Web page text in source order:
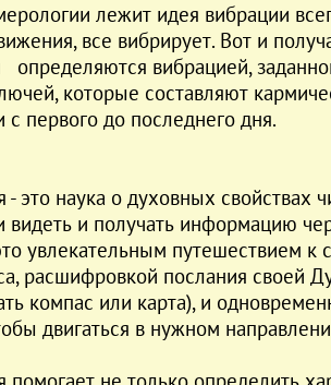
лежит идея вибрации
все вибрирует. Вот и
определяются вибрацией,
которые составляют
с первого до последнего дня.
это наука о духовных свойствах
видеть и получать информацию
увлекательным путешествием к
расшифровкой послания своей
компас или карта), и
двигаться в нужном